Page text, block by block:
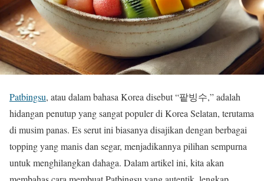
Patbingsu, atau dalam bahasa Korea disebut “팥빙수,” adalah
hidangan penutup yang sangat populer di Korea Selatan, terutama
di musim panas. Es serut ini biasanya disajikan dengan berbagai
topping yang manis dan segar, menjadikannya pilihan sempurna
untuk menghilangkan dahaga. Dalam artikel ini, kita akan